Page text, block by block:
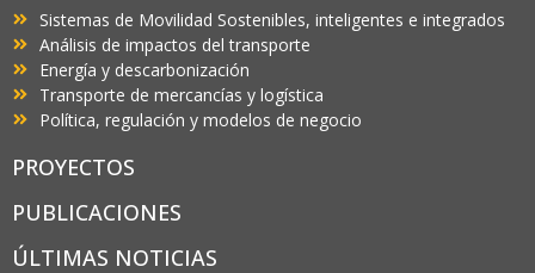
Sistemas de Movilidad Sostenibles, inteligentes e integrados
Análisis de impactos del transporte
Energía y descarbonización
Transporte de mercancías y logística
Política, regulación y modelos de negocio
PROYECTOS
PUBLICACIONES
ÚLTIMAS NOTICIAS